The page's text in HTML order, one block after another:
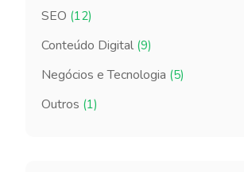
SEO (12)
Conteúdo Digital (9)
Negócios e Tecnologia (5)
Outros (1)